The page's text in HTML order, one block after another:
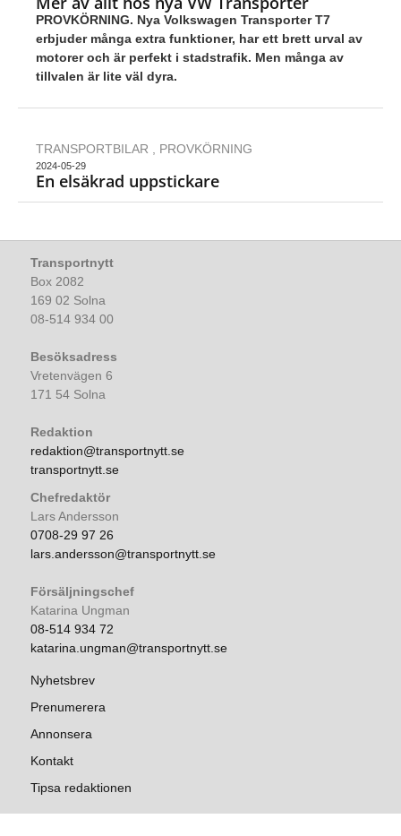
PROVKÖRNING. Nya Volkswagen Transporter T7
erbjuder många extra funktioner, har ett brett urval av
motorer och är perfekt i stadstrafik. Men många av
tillvalen är lite väl dyra.
TRANSPORTBILAR , PROVKÖRNING
2024-05-29
En elsäkrad uppstickare
Transportnytt
Box 2082
169 02 Solna
08-514 934 00
Besöksadress
Vretenvägen 6
171 54 Solna
Redaktion
redaktion@transportnytt.se
transportnytt.se
Chefredaktör
Lars Andersson
0708-29 97 26
lars.andersson@transportnytt.se
Försäljningschef
Katarina Ungman
08-514 934 72
katarina.ungman@transportnytt.se
Nyhetsbrev
Prenumerera
Annonsera
Kontakt
Tipsa redaktionen